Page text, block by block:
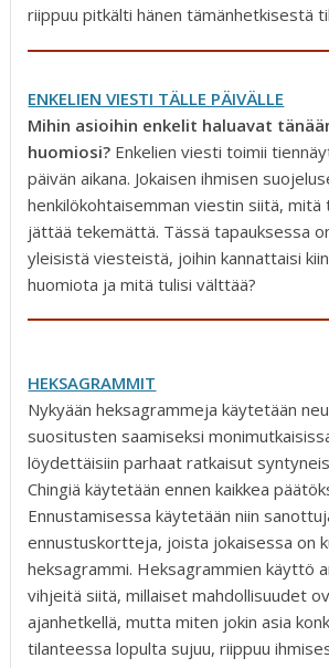
riippuu pitkälti hänen tämänhetkisestä
ENKELIEN VIESTI TÄLLE PÄIVÄLLE
Mihin asioihin enkelit haluavat
huomiosi? Enkelien viesti toimii
päivän aikana. Jokaisen ihmisen
henkilökohtaisemman viestin siitä, mitä
jättää tekemättä. Tässä tapauksessa
yleisistä viesteistä, joihin kannattaisi
huomiota ja mitä tulisi välttää?
HEKSAGRAMMIT
Nykyään heksagrammeja käytetään
suositusten saamiseksi
löydettäisiin parhaat ratkaisut
Chingiä käytetään ennen kaikkea
Ennustamisessa käytetään niin
ennustuskortteja, joista jokaisessa on
heksagrammi. Heksagrammien käyttö
vihjeitä siitä, millaiset mahdollisuudet
ajanhetkellä, mutta miten jokin asia
tilanteessa lopulta sujuu, riippuu